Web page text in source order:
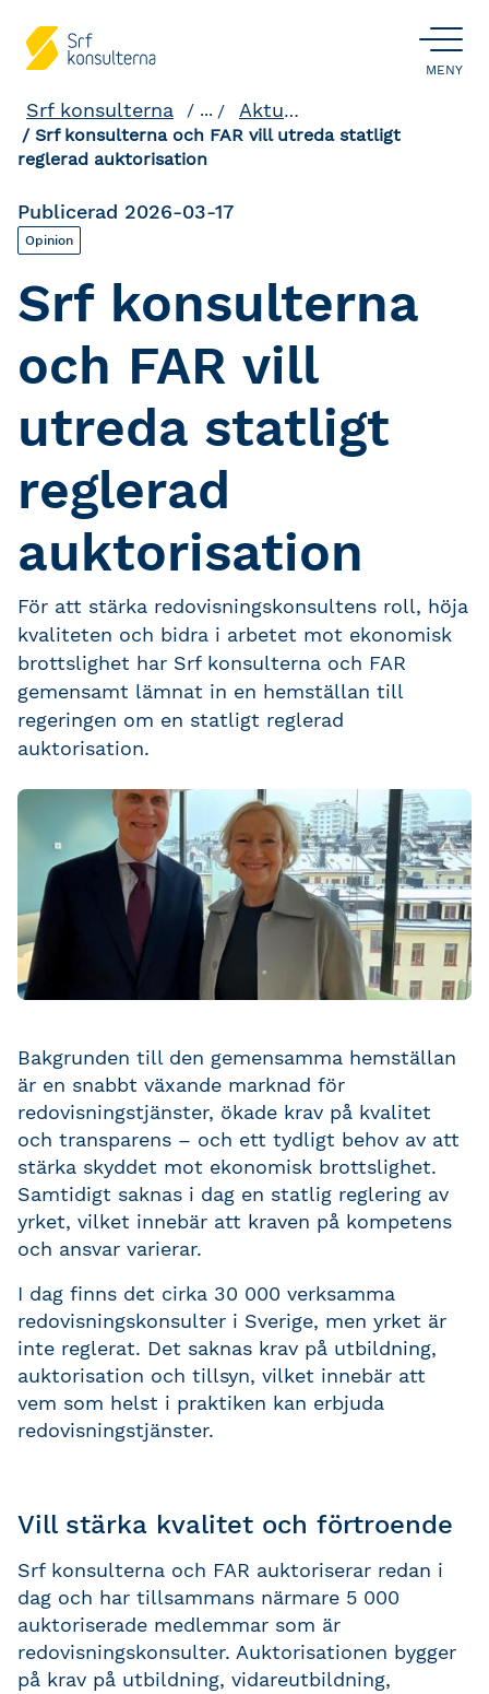
ÖPPNA
MENY
Srf konsulterna ... Aktuellt och påverkan
Srf konsulterna och FAR vill utreda statligt
reglerad auktorisation
Publicerad 2026-03-17
Opinion
Srf konsulterna
och FAR vill
utreda statligt
reglerad
auktorisation
För att stärka redovisningskonsultens roll, höja
kvaliteten och bidra i arbetet mot ekonomisk
brottslighet har Srf konsulterna och FAR
gemensamt lämnat in en hemställan till
regeringen om en statligt reglerad
auktorisation.
Bakgrunden till den gemensamma hemställan
är en snabbt växande marknad för
redovisningstjänster, ökade krav på kvalitet
och transparens – och ett tydligt behov av att
stärka skyddet mot ekonomisk brottslighet.
Samtidigt saknas i dag en statlig reglering av
yrket, vilket innebär att kraven på kompetens
och ansvar varierar.
I dag finns det cirka 30 000 verksamma
redovisningskonsulter i Sverige, men yrket är
inte reglerat. Det saknas krav på utbildning,
auktorisation och tillsyn, vilket innebär att
vem som helst i praktiken kan erbjuda
redovisningstjänster.
Vill stärka kvalitet och förtroende
Srf konsulterna och FAR auktoriserar redan i
dag och har tillsammans närmare 5 000
auktoriserade medlemmar som är
redovisningskonsulter. Auktorisationen bygger
på krav på utbildning, vidareutbildning,